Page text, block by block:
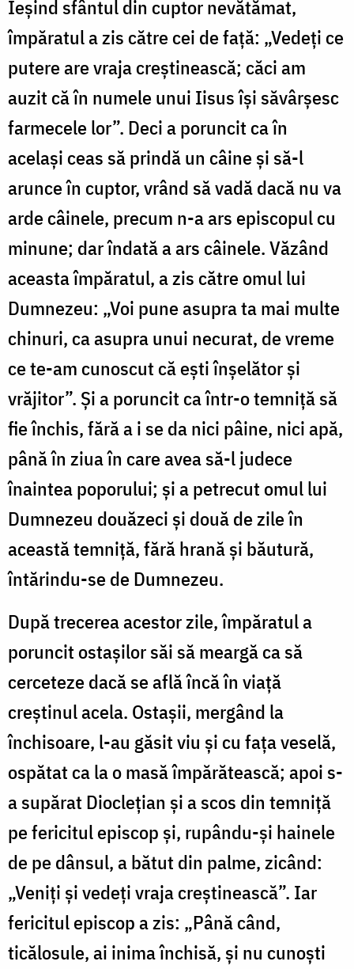
Ieșind sfântul din cuptor nevătămat,
împăratul a zis către cei de față: „Vedeți ce
putere are vraja creștinească; căci am
auzit că în numele unui Iisus își săvârșesc
farmecele lor”. Deci a poruncit ca în
același ceas să prindă un câine și să-l
arunce în cuptor, vrând să vadă dacă nu va
arde câinele, precum n-a ars episcopul cu
minune; dar îndată a ars câinele. Văzând
aceasta împăratul, a zis către omul lui
Dumnezeu: „Voi pune asupra ta mai multe
chinuri, ca asupra unui necurat, de vreme
ce te-am cunoscut că ești înșelător și
vrăjitor”. Și a poruncit ca într-o temniță să
fie închis, fără a i se da nici pâine, nici apă,
până în ziua în care avea să-l judece
înaintea poporului; și a petrecut omul lui
Dumnezeu douăzeci și două de zile în
această temniță, fără hrană și băutură,
întărindu-se de Dumnezeu.
După trecerea acestor zile, împăratul a
poruncit ostașilor săi să meargă ca să
cerceteze dacă se află încă în viață
creștinul acela. Ostașii, mergând la
închisoare, l-au găsit viu și cu fața veselă,
ospătat ca la o masă împărătească; apoi s-
a supărat Dioclețian și a scos din temniță
pe fericitul episcop și, rupându-și hainele
de pe dânsul, a bătut din palme, zicând:
„Veniți și vedeți vraja creștinească”. Iar
fericitul episcop a zis: „Până când,
ticălosule, ai inima închisă, și nu cunoști